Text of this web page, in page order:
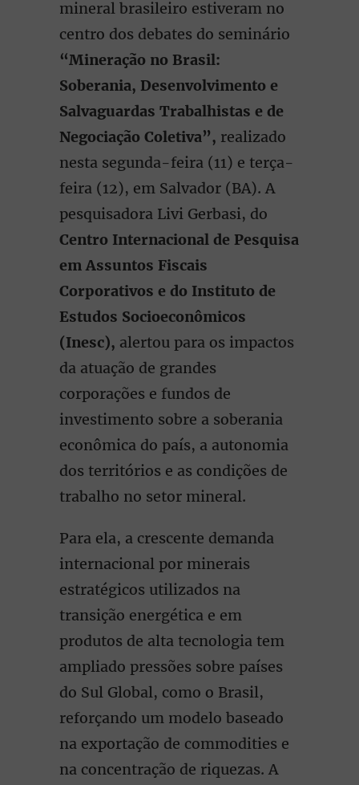
mineral brasileiro estiveram no
centro dos debates do seminário
“Mineração no Brasil:
Soberania, Desenvolvimento e
Salvaguardas Trabalhistas e de
Negociação Coletiva”, realizado
nesta segunda-feira (11) e terça-
feira (12), em Salvador (BA). A
pesquisadora Livi Gerbasi, do
Centro Internacional de Pesquisa
em Assuntos Fiscais
Corporativos e do Instituto de
Estudos Socioeconômicos
(Inesc), alertou para os impactos
da atuação de grandes
corporações e fundos de
investimento sobre a soberania
econômica do país, a autonomia
dos territórios e as condições de
trabalho no setor mineral.
Para ela, a crescente demanda
internacional por minerais
estratégicos utilizados na
transição energética e em
produtos de alta tecnologia tem
ampliado pressões sobre países
do Sul Global, como o Brasil,
reforçando um modelo baseado
na exportação de commodities e
na concentração de riquezas. A